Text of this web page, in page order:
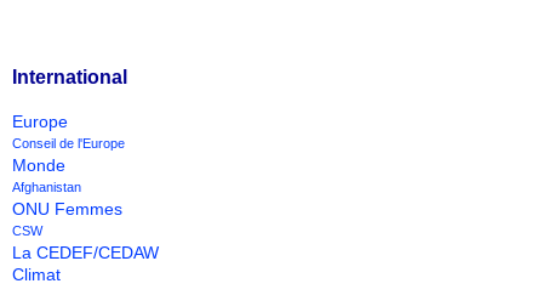
International
Europe
Conseil de l'Europe
Monde
Afghanistan
ONU Femmes
CSW
La CEDEF/CEDAW
Climat